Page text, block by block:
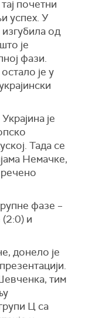
почетни
успех. У
од
је
фази.
је у
је
Тада се
Немачке,
фазе –
и
донело је
тим
Ц са